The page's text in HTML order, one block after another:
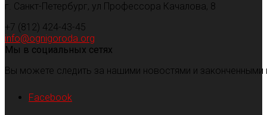
г. Санкт-Петербург, ул Профессора Качалова, 8
+7 (812) 424-43-45
info@ognigoroda.org
Мы в социальных сетях
Вы можете следить за нашими новостями и
Facebook